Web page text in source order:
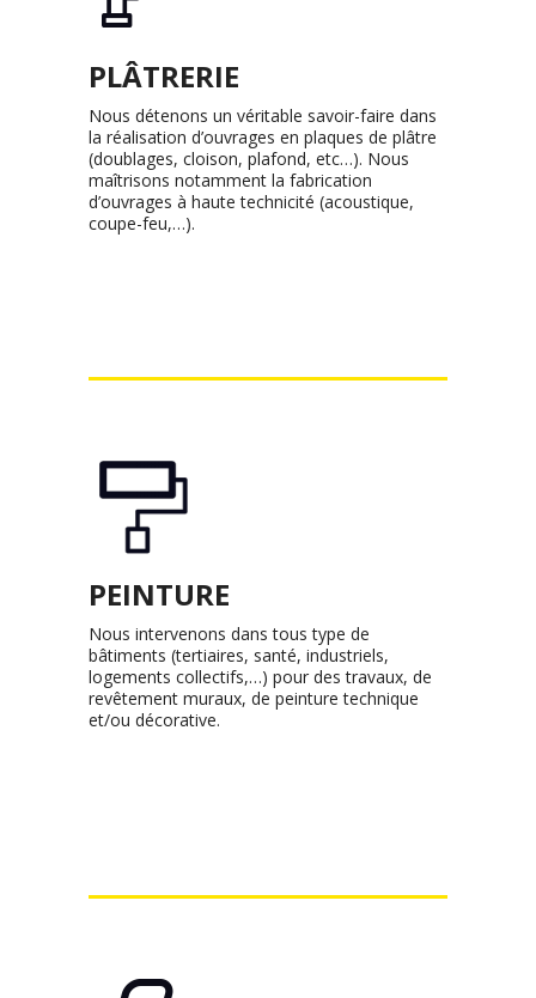
PLÂTRERIE
Nous détenons un véritable savoir-faire dans
la réalisation d’ouvrages en plaques de plâtre
(doublages, cloison, plafond, etc…). Nous
maîtrisons notamment la fabrication
d’ouvrages à haute technicité (acoustique,
coupe-feu,…).
PEINTURE
Nous intervenons dans tous type de
bâtiments (tertiaires, santé, industriels,
logements collectifs,…) pour des travaux, de
revêtement muraux, de peinture technique
et/ou décorative.